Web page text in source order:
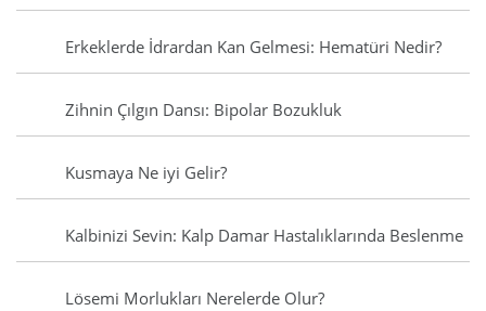
Erkeklerde İdrardan Kan Gelmesi: Hematüri Nedir?
Zihnin Çılgın Dansı: Bipolar Bozukluk
Kusmaya Ne iyi Gelir?
Kalbinizi Sevin: Kalp Damar Hastalıklarında Beslenme
Lösemi Morlukları Nerelerde Olur?